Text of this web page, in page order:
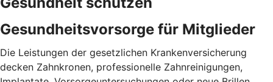
Gesundheitsvorsorge für Mitglieder
Die Leistungen der gesetzlichen Krankenversicherung
decken Zahnkronen, professionelle Zahnreinigungen,